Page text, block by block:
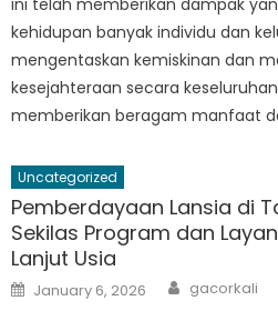
kehidupan banyak individu dan
mengentaskan kemiskinan dan
kesejahteraan secara
memberikan beragam manfaat
Uncategorized
Pemberdayaan Lansia di
Sekilas Program dan
Lanjut Usia
Posted
on
January 6, 2026 Author
gacorkali